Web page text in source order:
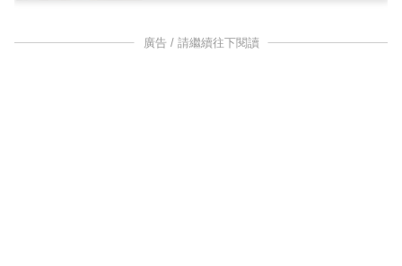
廣告 / 請繼續往下閱讀